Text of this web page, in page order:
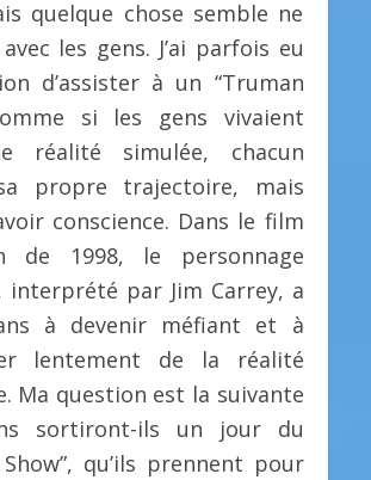
quelque chose semble ne
les gens. J’ai parfois eu
d’assister à un “Truman
si les gens vivaient
réalité simulée, chacun
propre trajectoire, mais
conscience. Dans le film
de 1998, le personnage
interprété par Jim Carrey, a
à devenir méfiant et à
lentement de la réalité
Ma question est la suivante
sortiront-ils un jour du
qu’ils prennent pour